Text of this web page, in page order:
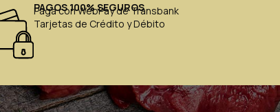
PAGOS 100% SEGUROS
Paga con WebPay de Transbank
Tarjetas de Crédito y Débito